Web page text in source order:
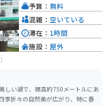
しい湖で、標高約750メートルにあ
季折々の自然美が広がり、特に春
予算： 無料
混雑： 空いている
滞在： 1時間
施設： 屋外